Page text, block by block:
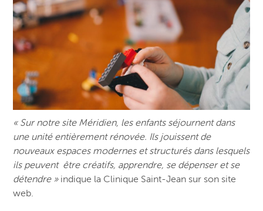
« Sur notre site Méridien, les enfants séjournent dans
une unité entièrement rénovée. Ils jouissent de
nouveaux espaces modernes et structurés dans lesquels
ils peuvent être créatifs, apprendre, se dépenser et se
détendre »indique la Clinique Saint-Jean sur son site
web.